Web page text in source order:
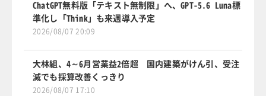
ChatGPT無料版「テキスト無制限」へ、GPT-5.6 Luna標
準化し「Think」も来週導入予定
2026/08/07 20:09
大林組、4～6月営業益2倍超 国内建築がけん引、受注
減でも採算改善くっきり
2026/08/07 17:10